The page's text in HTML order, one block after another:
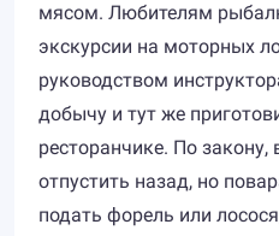
мясом. Любителям
экскурсии на моторных
руководством
добычу и тут же
ресторанчике. По закону,
отпустить назад, но
подать форель или